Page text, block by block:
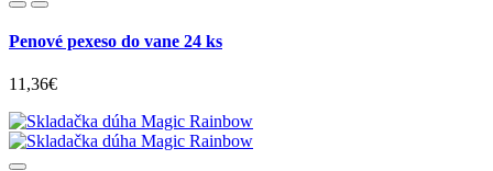
Penové pexeso do vane 24 ks
11,36€